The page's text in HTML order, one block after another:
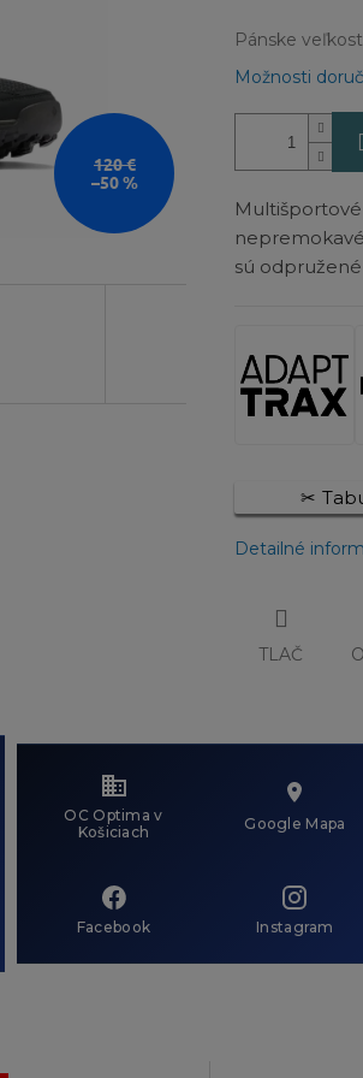
120 €
–50 %
Pánske
Možnosti
sú
Detailné
TLAČ
OC Optima v
Košiciach
Google Mapa
Facebook Instagram